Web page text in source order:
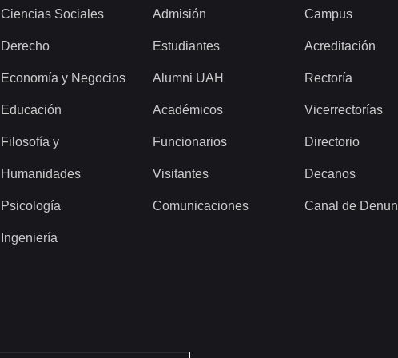
Ciencias Sociales
Derecho
Economía y Negocios
Educación
Filosofía y
Humanidades
Psicología
Ingeniería
Admisión
Estudiantes
Alumni UAH
Académicos
Funcionarios
Visitantes
Comunicaciones
Campus
Acreditación
Rectoría
Vicerrectorías
Directorio
Decanos
Canal de